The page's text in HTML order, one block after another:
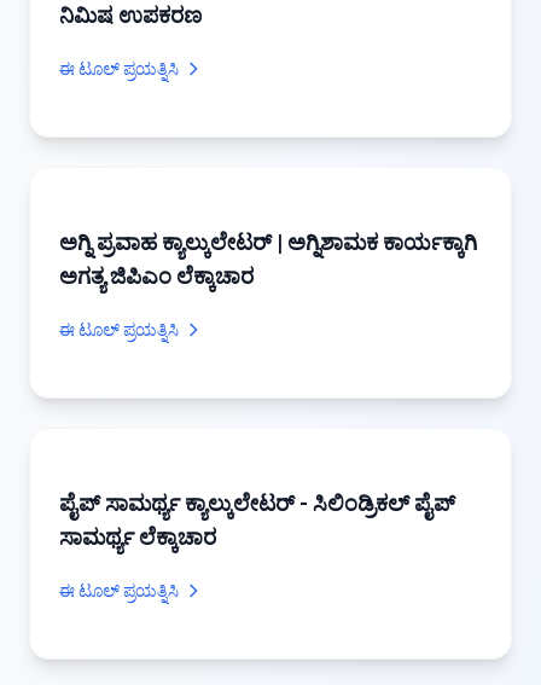
ನಿಮಿಷ ಉಪಕರಣ
ಈ ಟೂಲ್ ಪ್ರಯತ್ನಿಸಿ
ಅಗ್ನಿ ಪ್ರವಾಹ ಕ್ಯಾಲ್ಕುಲೇಟರ್ | ಅಗ್ನಿಶಾಮಕ ಕಾರ್ಯಕ್ಕಾಗಿ
ಅಗತ್ಯ ಜಿಪಿಎಂ ಲೆಕ್ಕಾಚಾರ
ಈ ಟೂಲ್ ಪ್ರಯತ್ನಿಸಿ
ಪೈಪ್ ಸಾಮರ್ಥ್ಯ ಕ್ಯಾಲ್ಕುಲೇಟರ್ - ಸಿಲಿಂಡ್ರಿಕಲ್ ಪೈಪ್
ಸಾಮರ್ಥ್ಯ ಲೆಕ್ಕಾಚಾರ
ಈ ಟೂಲ್ ಪ್ರಯತ್ನಿಸಿ